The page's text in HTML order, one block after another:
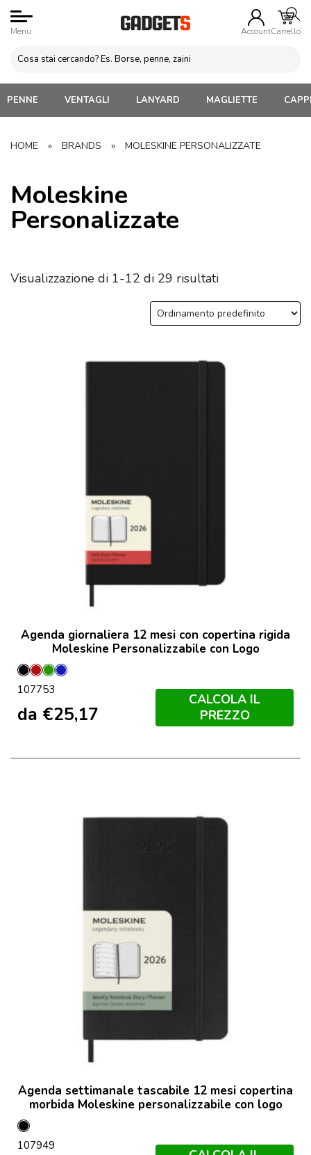
Menu AccountCarrello
PENNE VENTAGLI LANYARD MAGLIETTE
HOME » BRANDS » MOLESKINE PERSONALIZZATE
Moleskine
Personalizzate
Visualizzazione di 1-12 di 29 risultati
Agenda giornaliera 12 mesi con copertina rigida
Moleskine Personalizzabile con Logo
NeroScarlatto
Verde
Mirto
Zaffiro
107753
da €25,17
CALCOLA IL
PREZZO
Agenda settimanale tascabile 12 mesi copertina
morbida Moleskine personalizzabile con logo
Nero
107949